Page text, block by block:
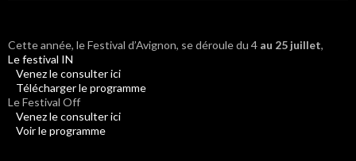
Cette année, le Festival d’Avignon, se déroule du 4 au 25 juillet,
Le festival IN
Venez le consulter ici
Télécharger le programme
Le Festival Off
Venez le consulter ici
Voir le programme